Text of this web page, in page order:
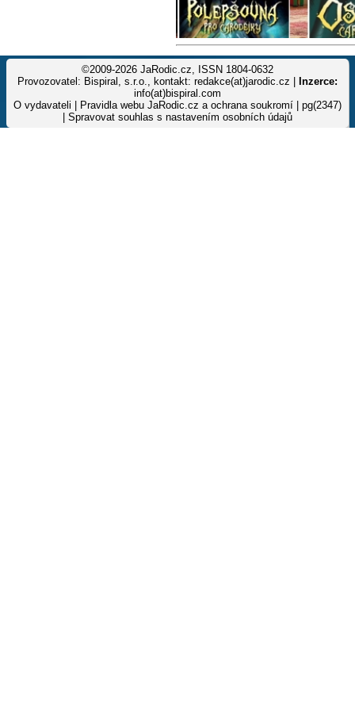
©2009-2026 JaRodic.cz, ISSN 1804-0632
Provozovatel: Bispiral, s.r.o., kontakt: redakce(at)jarodic.cz |
Inzerce:
info(at)bispiral.com
O vydavateli
Pravidla webu JaRodic.cz a ochrana soukromí | pg(2347)
Spravovat souhlas s nastavením osobních údajů